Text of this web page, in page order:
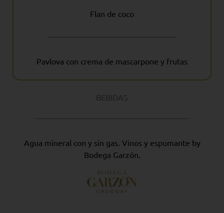
Flan de coco
Pavlova con crema de mascarpone y frutas
BEBIDAS
Agua mineral con y sin gas. Vinos y espumante by
Bodega Garzón.